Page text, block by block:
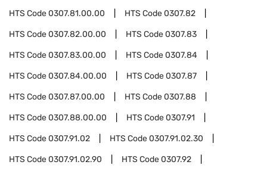
HTS Code0307.81.00.00 HTS Code0307.82
HTS Code0307.82.00.00 HTS Code0307.83
HTS Code0307.83.00.00 HTS Code0307.84
HTS Code0307.84.00.00 HTS Code0307.87
HTS Code0307.87.00.00 HTS Code0307.88
HTS Code0307.88.00.00 HTS Code0307.91
HTS Code0307.91.02 HTS Code0307.91.02.30
HTS Code0307.91.02.90 HTS Code0307.92